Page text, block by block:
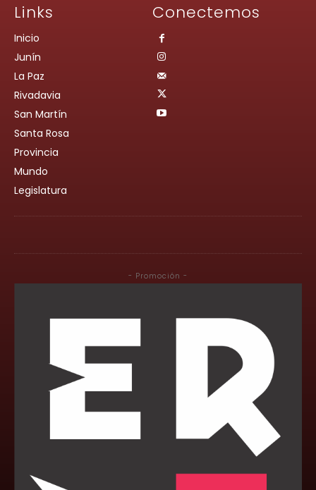
Links
Inicio
Junín
La Paz
Rivadavia
San Martín
Santa Rosa
Provincia
Mundo
Legislatura
Conectemos
- Promoción -